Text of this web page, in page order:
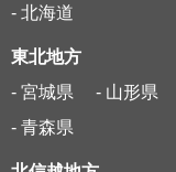
- 北海道
東北地方
- 宮城県
- 山形県
- 青森県